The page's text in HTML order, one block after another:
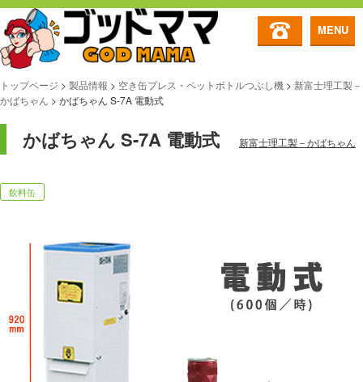
MENU
トップページ > 製品情報 > 空き缶プレス・ペットボトルつぶし機 > 新富士理工製－
かばちゃん > かばちゃん S-7A 電動式
かばちゃん S-7A 電動式 新富士理工製－かばちゃん
飲料缶